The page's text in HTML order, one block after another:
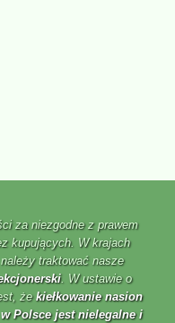
za niezgodne z prawem
kupujących. W krajach
traktować nasze
. W ustawie o
żekiełkowanie nasion
Polsce jest nielegalne i